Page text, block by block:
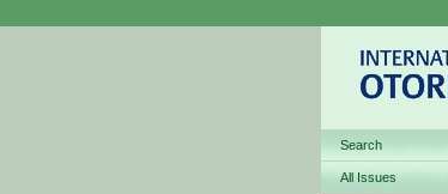
Search
All Issues